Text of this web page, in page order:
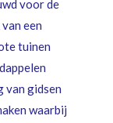
voor de
een
tuinen
van gidsen
waarbij